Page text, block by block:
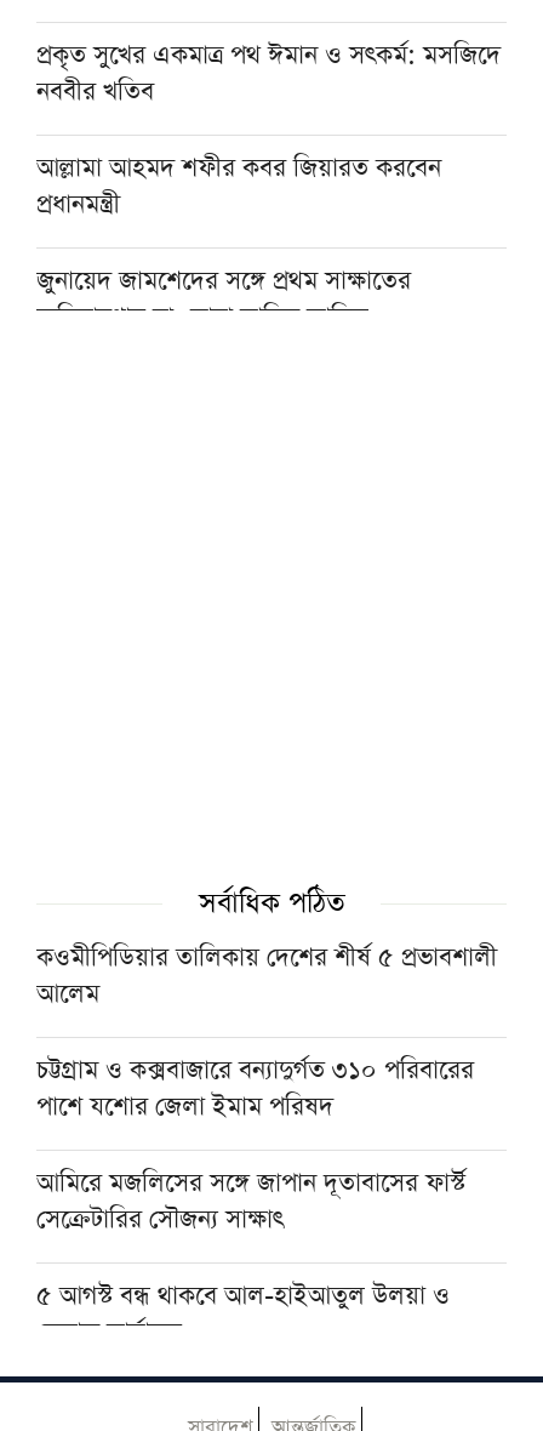
প্রকৃত সুখের একমাত্র পথ ঈমান ও সৎকর্ম: মসজিদে
নববীর খতিব
আল্লামা আহমদ শফীর কবর জিয়ারত করবেন
প্রধানমন্ত্রী
জুনায়েদ জামশেদের সঙ্গে প্রথম সাক্ষাতের
স্মৃতিচারণায় মাওলানা তারিক জামিল
জুমার দিনে যেসব আমল করব
থাইল্যান্ডে স্কুলছাত্রের গুলিতে প্রাণ গেল শিক্ষকের,
আহত ১০
গফরগাঁওয়ে ঢাকাগামী জামালপুর কমিউটারের ৫
বগি লাইনচ্যুত, ট্রেন চলাচল বন্ধ
সর্বাধিক পঠিত
কওমীপিডিয়ার তালিকায় দেশের শীর্ষ ৫ প্রভাবশালী
আলেম
চট্টগ্রাম ও কক্সবাজারে বন্যাদুর্গত ৩১০ পরিবারের
পাশে যশোর জেলা ইমাম পরিষদ
আমিরে মজলিসের সঙ্গে জাপান দূতাবাসের ফার্স্ট
সেক্রেটারির সৌজন্য সাক্ষাৎ
৫ আগস্ট বন্ধ থাকবে আল-হাইআতুল উলয়া ও
বেফাক কার্যালয়
হেজবুত তাওহীদ কেন ভ্রান্ত, কী তাদের আকিদা